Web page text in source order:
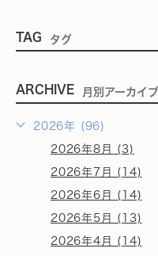
TAG タグ
ARCHIVE 月別アーカイブ
2026年 (96)
2026年8月 (3)
2026年7月 (14)
2026年6月 (14)
2026年5月 (13)
2026年4月 (14)